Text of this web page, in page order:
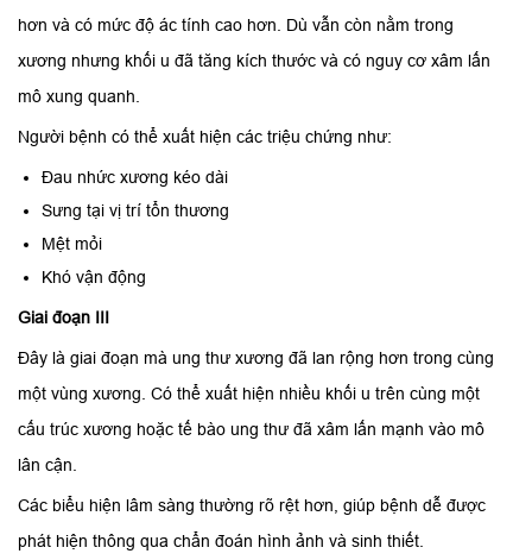
hơn và có mức độ ác tính cao hơn. Dù vẫn còn nằm trong
xương nhưng khối u đã tăng kích thước và có nguy cơ xâm lấn
mô xung quanh.
Người bệnh có thể xuất hiện các triệu chứng như:
Đau nhức xương kéo dài
Sưng tại vị trí tổn thương
Mệt mỏi
Khó vận động
Giai đoạn III
Đây là giai đoạn mà ung thư xương đã lan rộng hơn trong cùng
một vùng xương. Có thể xuất hiện nhiều khối u trên cùng một
cấu trúc xương hoặc tế bào ung thư đã xâm lấn mạnh vào mô
lân cận.
Các biểu hiện lâm sàng thường rõ rệt hơn, giúp bệnh dễ được
phát hiện thông qua chẩn đoán hình ảnh và sinh thiết.